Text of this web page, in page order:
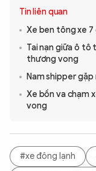
Tin liên quan
Xe ben tông xe
Tai nạn giữa ô tô
thương vong
Nam shipper
Xe bồn va chạm
vong
#xe đông lạnh